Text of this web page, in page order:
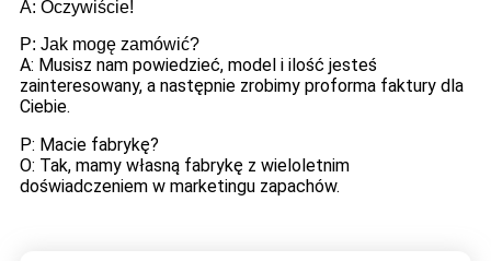
A: Oczywiście!
P: Jak mogę zamówić?
A: Musisz nam powiedzieć, model i ilość jesteś
zainteresowany, a następnie zrobimy proforma faktury dla
Ciebie.
P: Macie fabrykę?
O: Tak, mamy własną fabrykę z wieloletnim
doświadczeniem w marketingu zapachów.